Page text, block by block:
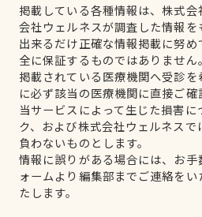
掲載している各種情報は、株式
会社ウェルネスが調査した情報を
出来るだけ正確な情報掲載に努
全に保証するものではありません。
掲載されている医療機関へ受診
に必ず該当の医療機関に直接ご確
当サービスによって生じた損害に
ク、および株式会社ウェルネス
負わないものとします。
情報に誤りがある場合には、お
ォームより編集部までご連絡を
たします。